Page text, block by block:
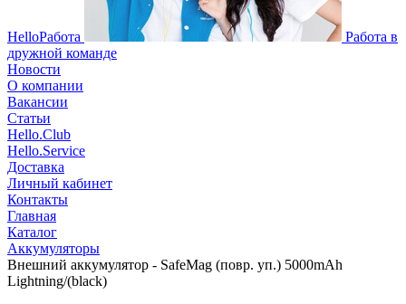
HelloРабота
Работа в
дружной команде
Новости
О компании
Вакансии
Статьи
Hello.Club
Hello.Service
Доставка
Личный кабинет
Контакты
Главная
Каталог
Аккумуляторы
Внешний аккумулятор - SafeMag (повр. уп.) 5000mAh
Lightning/(black)